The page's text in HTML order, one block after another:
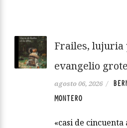
Frailes, lujuria
evangelio
agosto 06, 2026 /
MONTERO
«casi de